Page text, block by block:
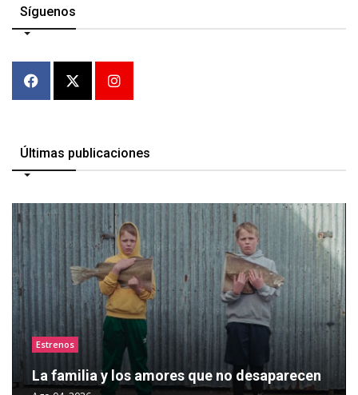
Síguenos
Últimas publicaciones
Estrenos
La familia y los amores que no desaparecen